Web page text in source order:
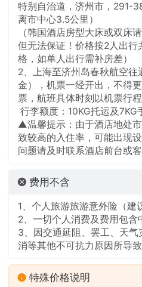
特别自治道，济州市，291-
离市中心3.5公里）
（韩国酒店房型大床或双床
但无法保证！价格按2人出行
格，如单人出行需补房差）
2、上海至济州岛春秋航空往
金），机票一经开出，不得
票，航班具体时刻以机票行
行李额度：10KG托运及7KG
▲温馨提示：由于酒店地处
致较高的入住率，可能出现
问题请及时联系酒店前台或
费用不含
1、个人旅游旅游意外险（建
2、一切个人消费及费用包含
3、因交通延阻、罢工、天
消等其他不可抗力原因所导致
特殊价格说明